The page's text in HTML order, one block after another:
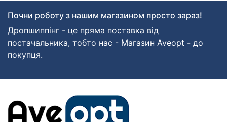
Почни роботу з нашим магазином просто зараз!
Дропшиппінг - це пряма поставка від
постачальника, тобто нас - Магазин Aveopt - до
покупця.